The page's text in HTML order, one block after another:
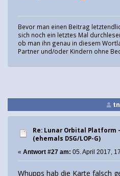
Bevor man einen Beitrag
sich noch ein letztes Mal
ob man ihn genau in diesem
Partner und/oder Kindern ohne
Re: Lunar Orbital Platform
(ehemals DSG/LOP-G)
« Antwort #27 am: 05. April 2017,
Whupps hab die Karte falsch